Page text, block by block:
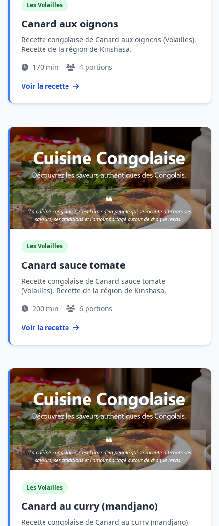
Les Volailles
Canard aux oignons
Recette congolaise de Canard aux oignons (Volailles).
Recette de la région de Kinshasa.
170 min
4 portions
Voir la recette
Les Volailles
Canard sauce tomate
Recette congolaise de Canard sauce tomate
(Volailles). Recette de la région de Kinshasa.
200 min
6 portions
Voir la recette
Les Volailles
Canard au curry (mandjano)
Recette congolaise de Canard au curry (mandjano)